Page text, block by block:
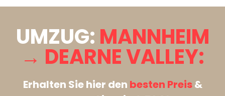
UMZUG: MANNHEIM
→ DEARNE VALLEY:
Erhalten Sie hier den besten Preis&